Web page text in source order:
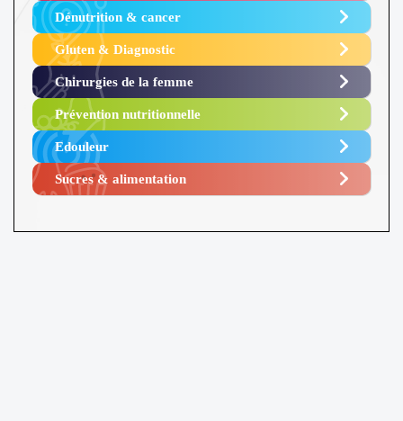
Dénutrition & cancer
Gluten & Diagnostic
Chirurgies de la femme
Prévention nutritionnelle
Edouleur​
Sucres & alimentation​